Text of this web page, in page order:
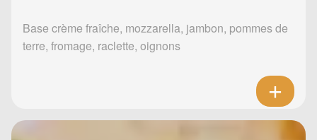
Base crème fraîche, mozzarella, jambon, pommes de
terre, fromage, raclette, oignons